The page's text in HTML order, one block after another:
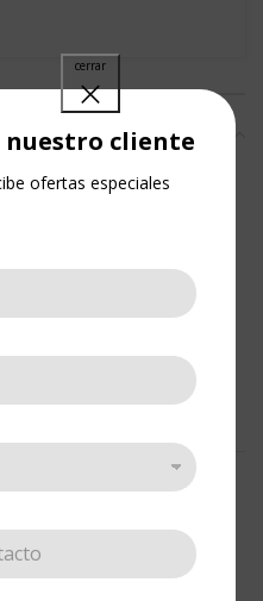
nuestro cliente
ofertas especiales